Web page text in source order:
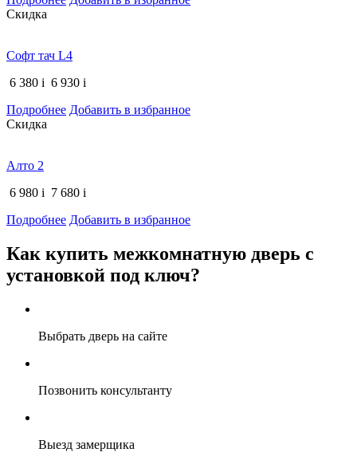
Скидка
Софт тач L4
6 380 i 6 930 i
Подробнее Добавить в избранное
Скидка
Алто 2
6 980 i 7 680 i
Подробнее Добавить в избранное
Как купить межкомнатную дверь с
установкой под ключ?
Выбрать дверь на сайте
Позвонить консультанту
Выезд замерщика